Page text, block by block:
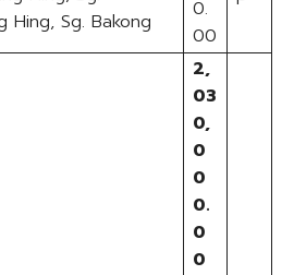
Hing, Sg. Bakong
0.
00
2,
03
0,
0
0
0.
0
0